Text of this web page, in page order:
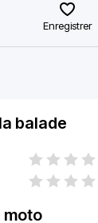
Enregistrer
balade
moto